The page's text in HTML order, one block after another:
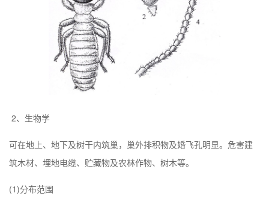
2、生物学
可在地上、地下及树干内筑巢，巢外排积物及婚飞孔明显。危害建
筑木材、埋地电缆、贮藏物及农林作物、树木等。
(1)分布范围